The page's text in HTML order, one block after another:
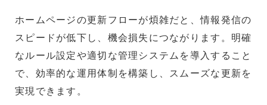
ホームページの更新フローが煩雑だと、情報発信の
スピードが低下し、機会損失につながります。明確
なルール設定や適切な管理システムを導入すること
で、効率的な運用体制を構築し、スムーズな更新を
実現できます。